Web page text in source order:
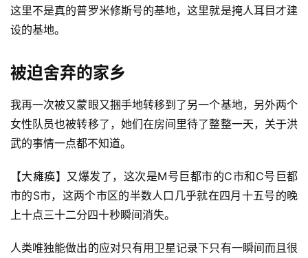
这里不是真的普罗米修斯号的基地，这里就是掩人耳目才建
设的基地。
被迫舍弃的家乡
我再一次被又蒙眼又捆手地转移到了另一个基地，另外两个
女性队员也被转移了，她们在房间里待了整整一天，关于洪
武的事情一点都不知道。
【大瘫痪】又爆发了，这次是M号巨都市的C市和C号巨都
市的S市，这两个市区的半数人口几乎就在四月十五号的晚
上十点三十二分四十秒瞬间消失。
人类唯独能做出的应对只有用卫星记录下只有一瞬间而且很